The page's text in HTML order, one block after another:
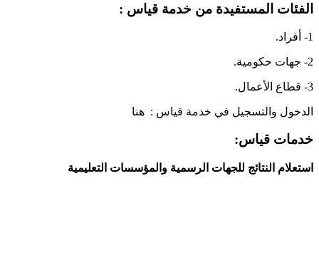
الفئات المستفيدة من خدمة قياس :
1- أفراد.
2- جهات حكومية.
3- قطاع الأعمال.
الدخول والتسجيل في خدمة قياس : هنا
خدمات قياس:
استعلام النتائج للجهات الرسمية والمؤسسات التعليمية